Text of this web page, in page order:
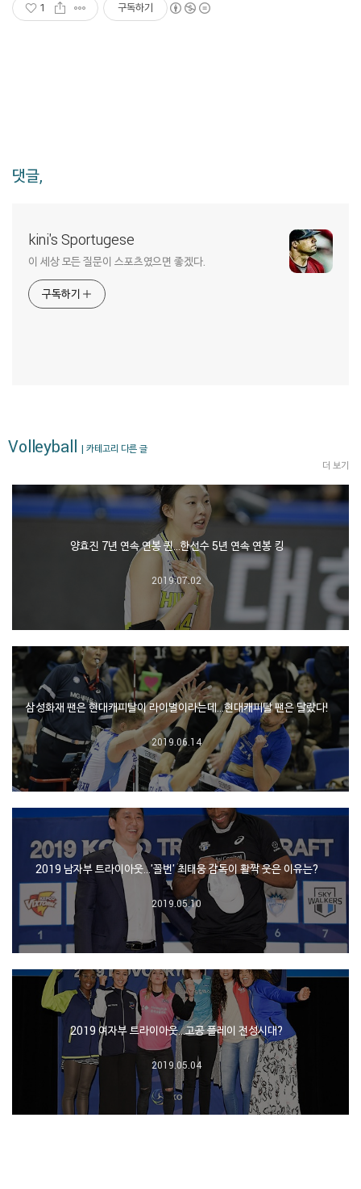
1 구독하기
댓글,
kini's Sportugese
이 세상 모든 질문이 스포츠였으면 좋겠다.
구독하기
Volleyball | 카테고리 다른 글
더 보기
양효진 7년 연속 연봉 퀸…한선수 5년 연속 연봉 킹
2019.07.02
삼성화재 팬은 현대캐피탈이 라이벌이라는데…현대캐피탈 팬은 달랐다!
2019.06.14
2019 남자부 트라이아웃…'꼴번' 최태웅 감독이 활짝 웃은 이유는?
2019.05.10
2019 여자부 트라이아웃…고공 플레이 전성시대?
2019.05.04